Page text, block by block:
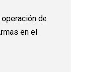
operación de
en el